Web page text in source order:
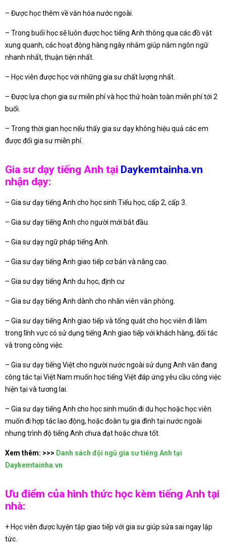
– Được học thêm về văn hóa nước ngoài.
– Trong buổi học sẽ luôn được học tiếng Anh thông qua các đồ vật
xung quanh, các hoạt động hàng ngày nhằm giúp nắm ngôn ngữ
nhanh nhất, thuận tiện nhất.
– Học viên được học với những gia sư chất lượng nhất.
– Được lựa chọn gia sư miễn phí và học thử hoàn toàn miễn phí tới 2
buổi.
– Trong thời gian học nếu thấy gia sư dạy không hiệu quả các em
được đổi gia sư miễn phí.
Gia sư dạy tiếng Anh tại Daykemtainha.vn
nhận dạy:
– Gia sư dạy tiếng Anh cho học sinh Tiểu học, cấp 2, cấp 3.
– Gia sư dạy tiếng Anh cho người mới bắt đầu.
– Gia sư dạy ngữ pháp tiếng Anh.
– Gia sư dạy tiếng Anh giao tiếp cơ bản và nâng cao.
– Gia sư dạy tiếng Anh du học, định cư
– Gia sư dạy tiếng Anh dành cho nhân viên văn phòng.
– Gia sư dạy tiếng Anh giao tiếp và tổng quát cho học viên đi làm
trong lĩnh vực có sử dụng tiếng Anh giao tiếp với khách hàng, đối tác
và trong công việc.
– Gia sư dạy tiếng Việt cho người nước ngoài sử dụng Anh văn đang
công tác tại Việt Nam muốn học tiếng Việt đáp ứng yêu cầu công việc
hiện tại và tương lai.
– Gia sư dạy tiếng Anh cho học sinh muốn đi du học hoặc học viên
muốn đi hợp tác lao động, hoặc đoàn tụ gia đình tại nước ngoài
nhưng trình độ tiếng Anh chưa đạt hoặc chưa tốt.
Xem thêm: >>> Danh sách đội ngũ gia sư tiếng Anh tại
Daykemtainha.vn
Ưu điểm của hình thức học kèm tiếng Anh tại
nhà:
+ Học viên được luyện tập giao tiếp với gia sư giúp sửa sai ngay lập
tức.